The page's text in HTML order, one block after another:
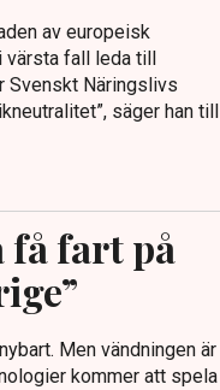
av europeisk
värsta fall leda till
Svenskt Näringslivs
säger han till
få fart på
Men vändningen är
kommer att spela